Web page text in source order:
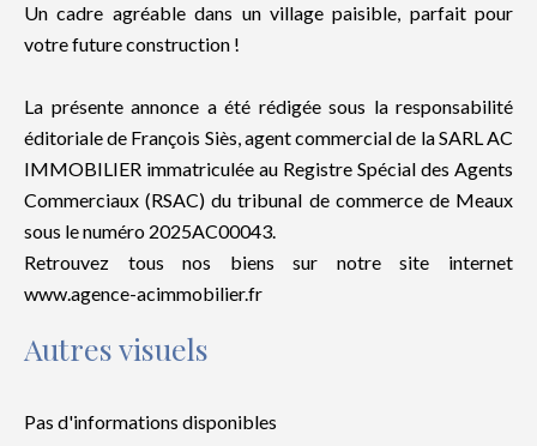
Un cadre agréable dans un village paisible, parfait pour
votre future construction !
La présente annonce a été rédigée sous la responsabilité
éditoriale de François Siès, agent commercial de la SARL AC
IMMOBILIER immatriculée au Registre Spécial des Agents
Commerciaux (RSAC) du tribunal de commerce de Meaux
sous le numéro 2025AC00043.
Retrouvez tous nos biens sur notre site internet
www.agence-acimmobilier.fr
Autres visuels
Pas d'informations disponibles